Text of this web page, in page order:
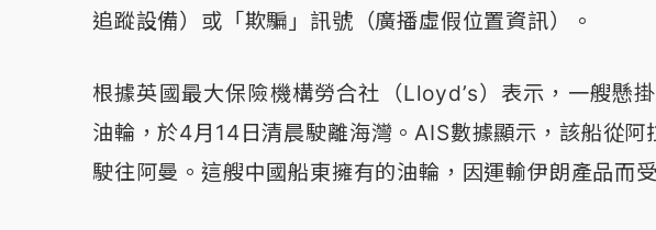
追蹤設備）或「欺騙」訊號（廣播虛假位置資訊）。
根據英國最大保險機構勞合社（Lloyd’s）表示，一艘懸
油輪，於4月14日清晨駛離海灣。AIS數據顯示，該船從阿
駛往阿曼。這艘中國船東擁有的油輪，因運輸伊朗產品而